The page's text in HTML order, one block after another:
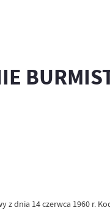
z dnia 14 czerwca 1960 r.